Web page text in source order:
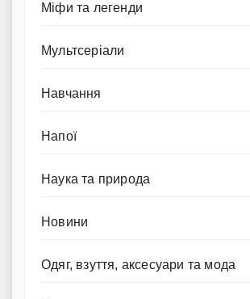
Міфи та легенди
Мультсеріали
Навчання
Напої
Наука та природа
Новини
Одяг, взуття, аксесуари та мода